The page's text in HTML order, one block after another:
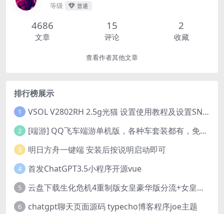
等级 普通
4686
文章
15
评论
2
收藏
查看作者其他文章
排行榜展示
1 VSOL V2802RH 2.5g光猫 设置使用教程及设置SN教程-附带稳定固件使用手册等
2 [端游] QQ飞车端游单机版，各种车套装都有，免虚拟机
3 明日方舟一键端 安装后按说明启动即可
4 首发ChatGPT3.5小程序开源vue
5 云盘下载生化危机4重制版女皇豪华版分流+女皇学习补丁+修改器 解压即玩【阿里云盘】
6 chatgpt聊天页面源码 typecho博客程序joe主题